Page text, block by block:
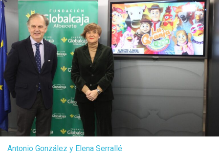
Antonio González y Elena Serrallé